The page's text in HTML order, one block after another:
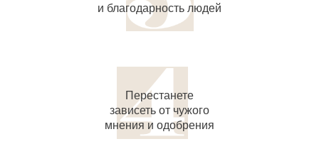
и благодарность людей
Перестанете
зависеть от чужого
мнения и одобрения